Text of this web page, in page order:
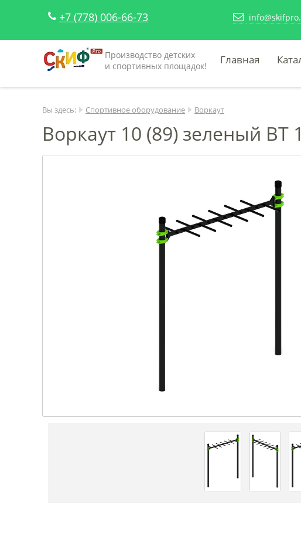
+7 (778) 006-66-73
Производство детских
и спортивных площадок!
Главная
Вы здесь: Спортивное оборудование Воркаут
Воркаут 10 (89) зеленый ВТ